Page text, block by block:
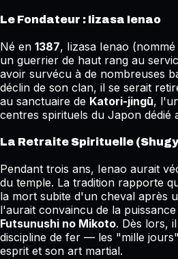
Le Fondateur : Iizasa Ienao
Né en 1387, Iizasa Ienao
un guerrier de haut rang au
avoir survécu à de nombreuses
déclin de son clan, il se serait
au sanctuaire de Katori-jingū,
centres spirituels du Japon dédié
La Retraite Spirituelle
Pendant trois ans, Ienao aurait
du temple. La tradition rapporte
la mort subite d'un cheval après
l'aurait convaincu de la
Futsunushi no Mikoto. Dès lors,
discipline de fer — les "mille
esprit et son art martial.